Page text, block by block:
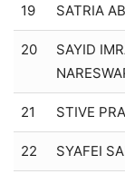
19 SATRIA
20
SAYID
21 STIVE
22 SYAFEI